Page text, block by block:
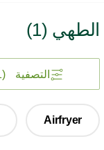
الطهي (
1
)
التصفية
Airfryer